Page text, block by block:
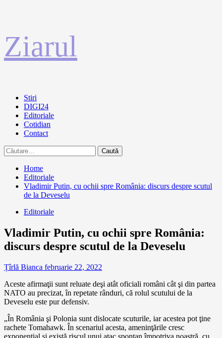
la
conținut
Ziarul
Primary
Menu
Stiri
DIGI24
Editoriale
Cotidian
Contact
Caută
după:
Home
Editoriale
Vladimir Putin, cu ochii spre România: discurs despre scutul
de la Deveselu
Editoriale
Vladimir Putin, cu ochii spre România:
discurs despre scutul de la Deveselu
Țîrlă Bianca februarie 22, 2022
Aceste afirmaţii sunt reluate deşi atât oficiali români cât şi din partea
NATO au precizat, în repetate rânduri, că rolul scutului de la
Deveselu este pur defensiv.
„În România şi Polonia sunt dislocate scuturile, iar acestea pot ţine
rachete Tomahawk. În scenariul acesta, ameninţările cresc
exponenţial şi există riscul unui atac spontan împotriva noastră, cu